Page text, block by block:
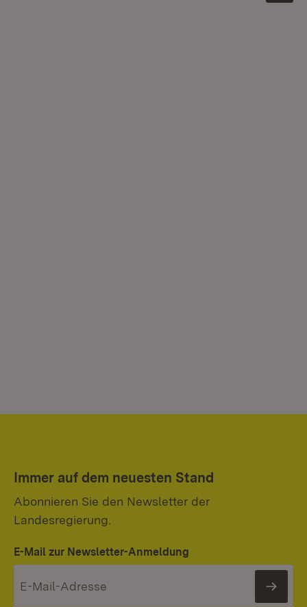
Immer auf dem neuesten Stand
Abonnieren Sie den Newsletter der
Landesregierung.
E-Mail zur Newsletter-Anmeldung